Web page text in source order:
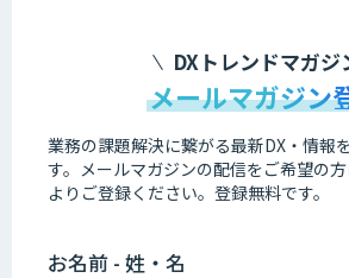
DXトレンドマガジ
メールマガジン
業務の課題解決に繋がる最新DX・情報
す。 メールマガジンの配信をご希望の
よりご登録ください。登録無料です。
お名前 - 姓・名